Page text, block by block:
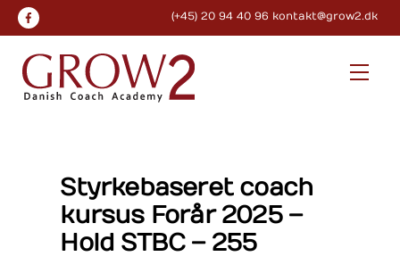
Skip
to
content
(+45) 20 94 40 96 kontakt@grow2.dk
Styrkebaseret coach
kursus Forår 2025 –
Hold STBC – 255